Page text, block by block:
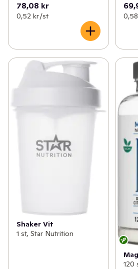
78,08 kr
0,52 kr /st
Shaker Vit
1 st, Star Nutrition
120